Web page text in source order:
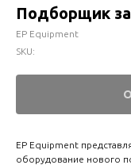
Подборщик
EP Equipment
SKU:
EP Equipment
оборудование нового